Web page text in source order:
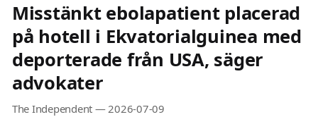
Misstänkt ebolapatient placerad
på hotell i Ekvatorialguinea med
deporterade från USA, säger
advokater
The Independent — 2026-07-09